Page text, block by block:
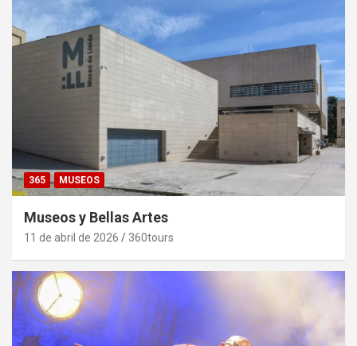
365 MUSEOS
Museos y Bellas Artes
11 de abril de 2026 360tours